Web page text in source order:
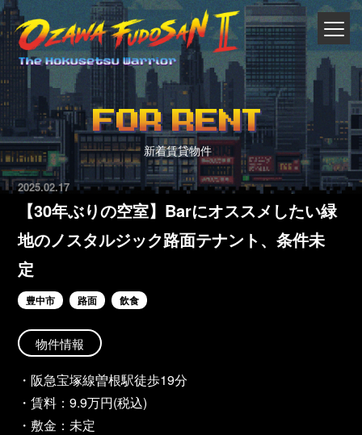
FOR RENT
新着賃貸物件
2025.02.17
【30年ぶりの空室】Barにオススメしたい緑
地のノスタルジック路面テナント、条件未
定
豊中市 路面 飲食
物件情報
・阪急宝塚線曽根駅徒歩19分
・賃料：9.9万円(税込)
・敷金：未定